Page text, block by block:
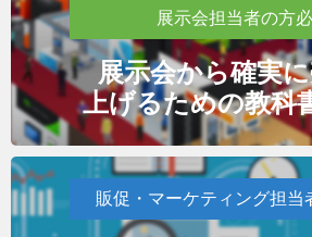
展示会担当者の方
展示会から確実
上げるための教科
販促・マーケティング担当